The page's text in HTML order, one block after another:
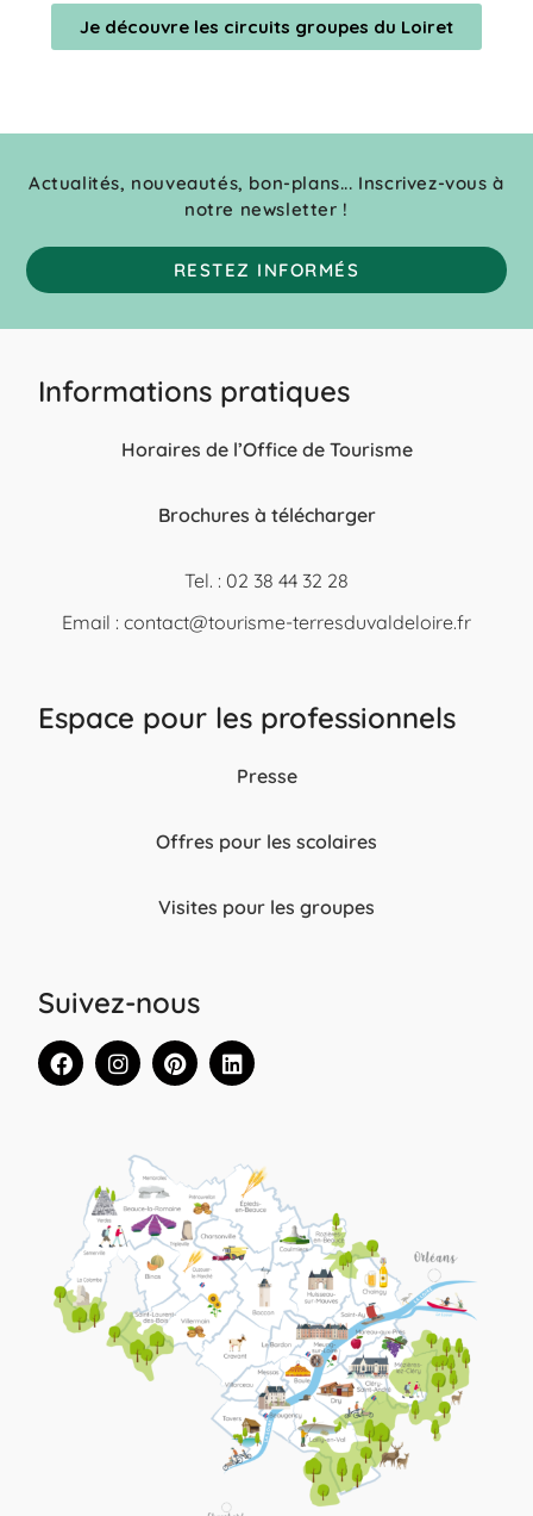
Je découvre les circuits groupes du Loiret
Actualités, nouveautés, bon-plans... Inscrivez-vous à
notre newsletter !
RESTEZ INFORMÉS
Informations pratiques
Horaires de l’Office de Tourisme
Brochures à télécharger
Tel. : 02 38 44 32 28
Email : contact@tourisme-terresduvaldeloire.fr
Espace pour les professionnels
Presse
Offres pour les scolaires
Visites pour les groupes
Suivez-nous